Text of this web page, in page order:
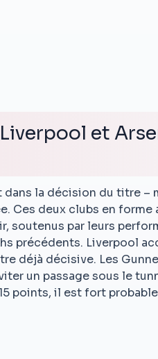
et
la décision du titre –
Ces deux clubs en
soutenus par leurs
précédents. Liverpool
déjà décisive. Les
un passage sous le
points, il est fort